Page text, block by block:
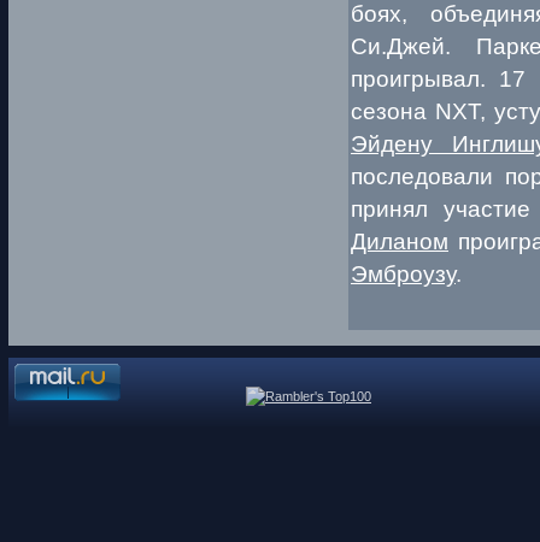
боях,
Си.Джей.
проигрывал. 17
сезона NXT,
Эйдену
последовали
принял
Диланом
Эмброузу.